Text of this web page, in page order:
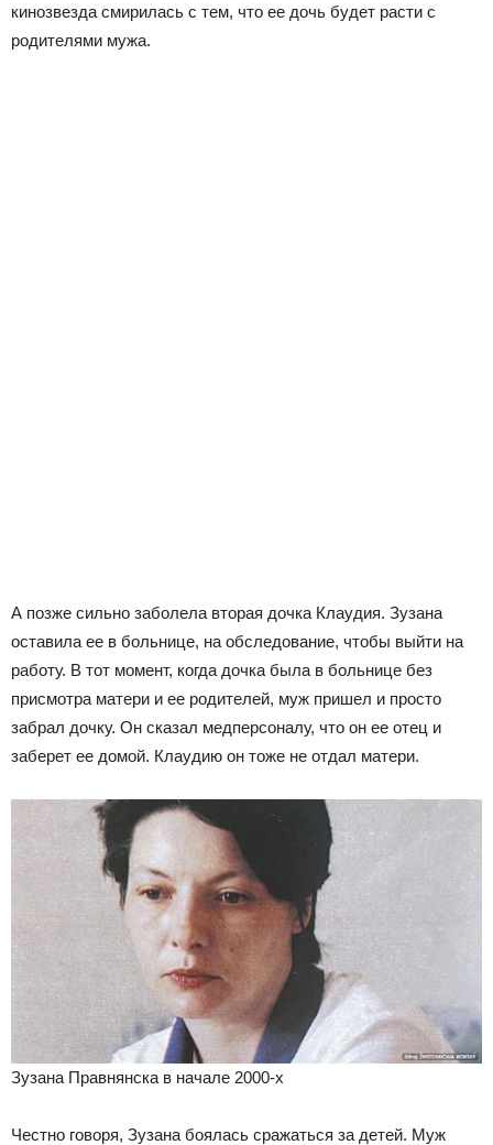
кинозвезда смирилась с тем, что ее дочь будет расти с
родителями мужа.
А позже сильно заболела вторая дочка Клаудия. Зузана
оставила ее в больнице, на обследование, чтобы выйти на
работу. В тот момент, когда дочка была в больнице без
присмотра матери и ее родителей, муж пришел и просто
забрал дочку. Он сказал медперсоналу, что он ее отец и
заберет ее домой. Клаудию он тоже не отдал матери.
Зузана Правнянска в начале 2000-х
Честно говоря, Зузана боялась сражаться за детей. Муж